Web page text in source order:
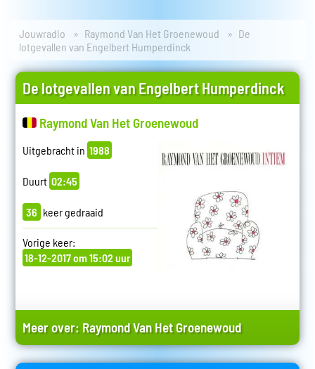
Jouwradio Raymond Van Het Groenewoud
De
lotgevallen van Engelbert Humperdinck
De lotgevallen van Engelbert Humperdinck
Raymond Van Het Groenewoud
Uitgebracht in 1988
Duurt 02:45
36 keer gedraaid
Vorige keer:
18-12-2017 om 15:02 uur
Meer over: Raymond Van Het Groenewoud